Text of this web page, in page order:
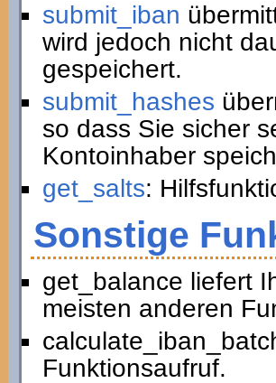
submit_iban
wird jedoch nicht
gespeichert.
submit_hashes
so dass Sie sicher
Kontoinhaber
get_salts:
Sonstige
get_balance liefert
meisten anderen
Funktionsaufruf.